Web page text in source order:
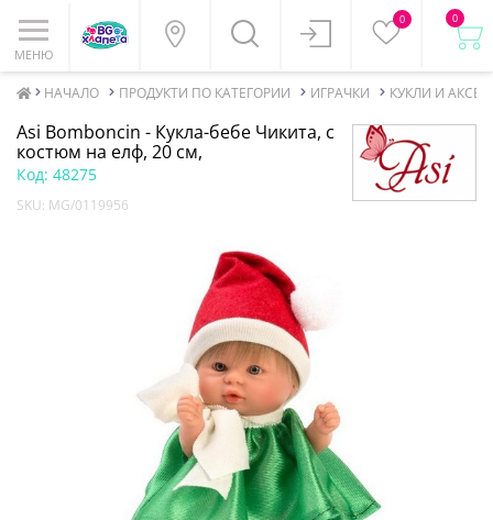
МЕНЮ
0 0
НАЧАЛО ПРОДУКТИ ПО КАТЕГОРИИ ИГРАЧКИ КУКЛИ И
Asi Bomboncin - Кукла-бебе Чикита, с
костюм на елф, 20 см,
Код: 48275
SKU: MG/0119956